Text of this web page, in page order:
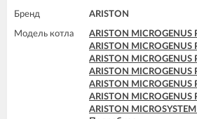
Бренд ARISTON
Модель котла
ARISTON MICROGENUS
ARISTON MICROGENUS
ARISTON MICROGENUS
ARISTON MICROGENUS
ARISTON MICROGENUS
ARISTON MICROGENUS
ARISTON MICROSYSTEM